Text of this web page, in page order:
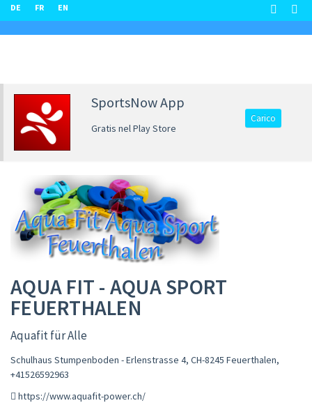
DE FR EN
SportsNow App
Gratis nel Play Store
Carico
AQUA FIT - AQUA SPORT
FEUERTHALEN
Aquafit für Alle
Schulhaus Stumpenboden - Erlenstrasse 4, CH-8245 Feuerthalen,
+41526592963
https://www.aquafit-power.ch/